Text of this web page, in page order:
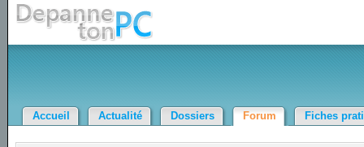
Accueil Actualité Dossiers Forum Fiches